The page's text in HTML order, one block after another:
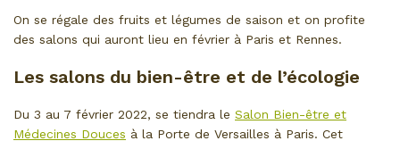
On se régale des fruits et légumes de saison et on profite
des salons qui auront lieu en février à Paris et Rennes.
Les salons du bien-être et de l’écologie
Du 3 au 7 février 2022, se tiendra le Salon Bien-être et
Médecines Douces à la Porte de Versailles à Paris. Cet